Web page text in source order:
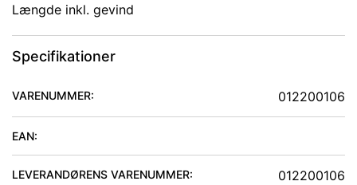
Længde inkl. gevind
Specifikationer
VARENUMMER: 012200106
EAN:
LEVERANDØRENS VARENUMMER: 012200106